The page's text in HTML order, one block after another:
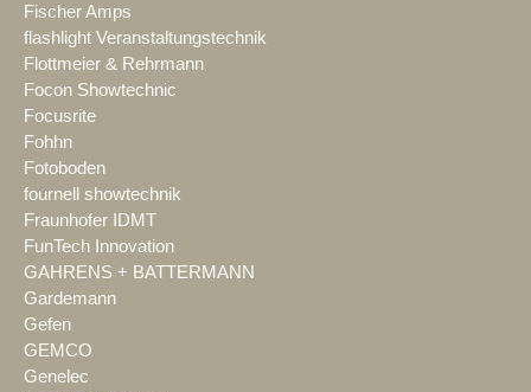
Fischer Amps
flashlight Veranstaltungstechnik
Flottmeier & Rehrmann
Focon Showtechnic
Focusrite
Fohhn
Fotoboden
fournell showtechnik
Fraunhofer IDMT
FunTech Innovation
GAHRENS + BATTERMANN
Gardemann
Gefen
GEMCO
Genelec